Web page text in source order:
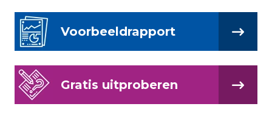
Voorbeeldrapport
Gratis uitproberen